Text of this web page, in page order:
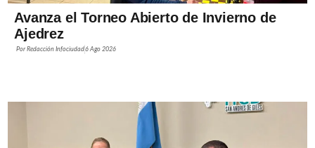
Avanza el Torneo Abierto de Invierno de
Ajedrez
PorRedacción Infociudad6 Ago 2026